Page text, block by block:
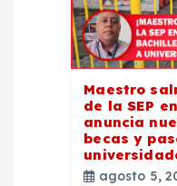
Maestro
de la SEP
anuncia
becas y
agosto 5,